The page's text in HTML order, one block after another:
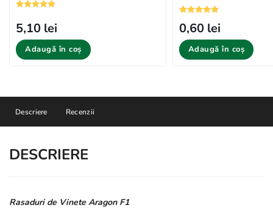
5,10 lei
Adaugă în coș
0,60 lei
Adaugă în coș
Descriere Recenzii
DESCRIERE
Rasaduri de Vinete Aragon F1